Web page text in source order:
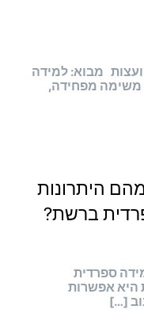
ועצות מבוא: למידה
משימה מפחידה,
היתרונות
ברשת?
ספרדית
היא אפשרות
[…]